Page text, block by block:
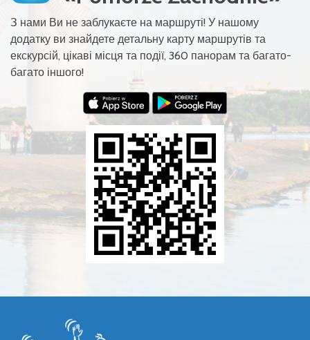
З нами Ви не заблукаєте на маршруті! У нашому
додатку ви знайдете детальну карту маршрутів та
екскурсій, цікаві місця та події, 360 панорам та багато-
багато іншого!